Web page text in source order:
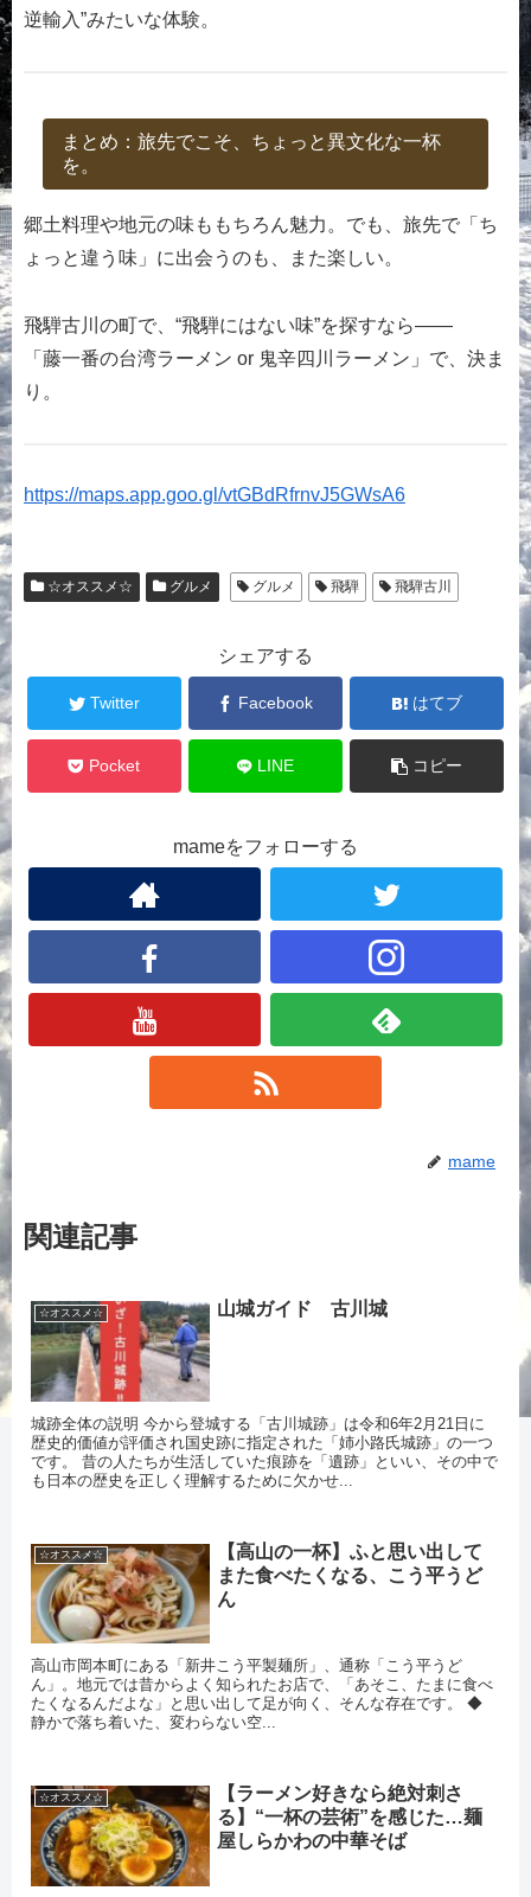
逆輸入”みたいな体験。
まとめ：旅先でこそ、ちょっと異文化な一杯
を。
郷土料理や地元の味ももちろん魅力。でも、旅先で「ち
ょっと違う味」に出会うのも、また楽しい。
飛騨古川の町で、“飛騨にはない味”を探すなら――
「藤一番の台湾ラーメン or 鬼辛四川ラーメン」で、決ま
り。
https://maps.app.goo.gl/vtGBdRfrnvJ5GWsA6
☆オススメ☆ グルメ グルメ 飛騨 飛騨古川
シェアする
Twitter Facebook はてブ
Pocket LINE コピー
mameをフォローする
mame
関連記事
☆オススメ☆ 山城ガイド 古川城
城跡全体の説明 今から登城する「古川城跡」は令和6年2月21日に
歴史的価値が評価され国史跡に指定された「姉小路氏城跡」の一つ
です。 昔の人たちが生活していた痕跡を「遺跡」といい、その中で
も日本の歴史を正しく理解するために欠かせ...
☆オススメ☆
【高山の一杯】ふと思い出して
また食べたくなる、こう平うど
ん
高山市岡本町にある「新井こう平製麺所」、通称「こう平うど
ん」。地元では昔からよく知られたお店で、「あそこ、たまに食べ
たくなるんだよな」と思い出して足が向く、そんな存在です。 ◆
静かで落ち着いた、変わらない空...
☆オススメ☆
【ラーメン好きなら絶対刺さ
る】“一杯の芸術”を感じた…麺
屋しらかわの中華そば